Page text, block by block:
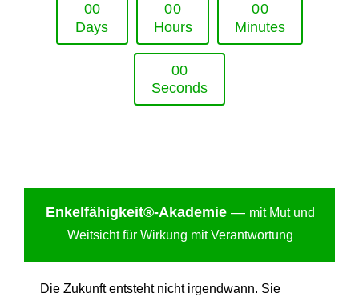
00
Days
00
Hours
00
Minutes
00
Seconds
Enkelfähigkeit®-Akademie — mit Mut und
Weitsicht für Wirkung mit Verantwortung
Die Zukunft entsteht nicht irgendwann. Sie